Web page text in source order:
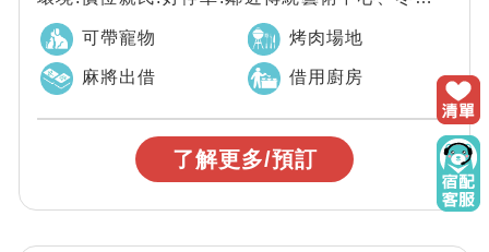
親水公園近各個旅遊景點、觀光工...
可帶寵物 烤肉場地
麻將出借 借用廚房
了解更多/預訂